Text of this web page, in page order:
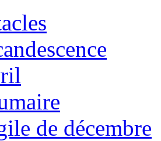
de décembre